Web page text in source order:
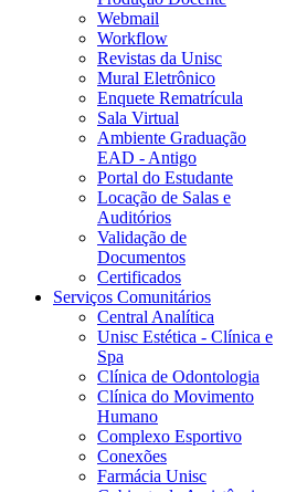
Webmail
Workflow
Revistas da Unisc
Mural Eletrônico
Enquete Rematrícula
Sala Virtual
Ambiente Graduação
EAD - Antigo
Portal do Estudante
Locação de Salas e
Auditórios
Validação de
Documentos
Certificados
Serviços Comunitários
Central Analítica
Unisc Estética - Clínica e
Spa
Clínica de Odontologia
Clínica do Movimento
Humano
Complexo Esportivo
Conexões
Farmácia Unisc